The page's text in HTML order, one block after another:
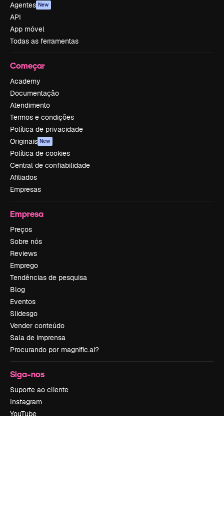
Agentes New
API
App móvel
Todas as ferramentas
Começar
Academy
Documentação
Atendimento
Termos e condições
Política de privacidade
Originais New
Política de cookies
Central de confiabilidade
Afiliados
Empresas
Empresa
Preços
Sobre nós
Reviews
Emprego
Tendências de pesquisa
Blog
Eventos
Slidesgo
Vender conteúdo
Sala de imprensa
Procurando por magnific.ai?
Siga-nos
Suporte ao cliente
Instagram
YouTube